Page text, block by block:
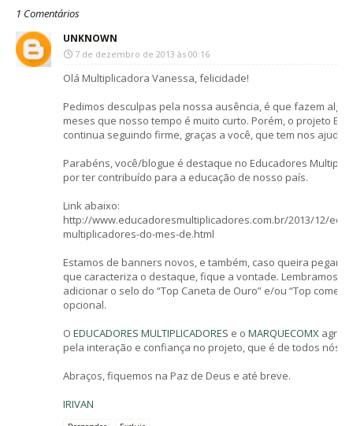
1 Comentários
UNKNOWN
7 de dezembro de 2013 às 00:16
Olá Multiplicadora Vanessa, felicidade!
Pedimos desculpas pela nossa ausência, é que fazem
meses que nosso tempo é muito curto. Porém, o projeto E.M.
continua seguindo firme, graças a você, que tem nos
Parabéns, você/blogue é destaque no Educadores
por ter contribuído para a educação de nosso país.
Link abaixo:
http://www.educadoresmultiplicadores.com.br/2013/12/
multiplicadores-do-mes-de.html
Estamos de banners novos, e também, caso queira pegar o
que caracteriza o destaque, fique a vontade. Lembramos
adicionar o selo do “Top Caneta de Ouro” e/ou “Top
opcional.
O EDUCADORES MULTIPLICADORES e o MARQUECOMX
pela interação e confiança no projeto, que é de todos nós.
Abraços, fiquemos na Paz de Deus e até breve.
IRIVAN